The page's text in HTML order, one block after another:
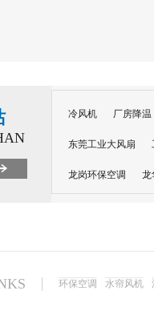
冷风机 厂房降温
东莞工业大风扇
龙岗环保空调 龙
环保空调 水帘风机